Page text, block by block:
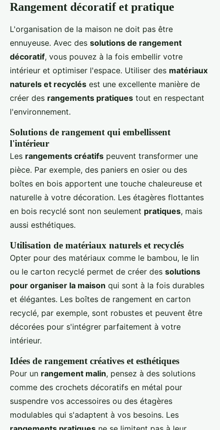
Rangement décoratif et pratique
L'organisation de la maison ne doit pas être
ennuyeuse. Avec des solutions de rangement
décoratif, vous pouvez à la fois embellir votre
intérieur et optimiser l'espace. Utiliser des matériaux
naturels et recyclés est une excellente manière de
créer des rangements pratiques tout en respectant
l'environnement.
Solutions de rangement qui embellissent
l'intérieur
Les rangements créatifs peuvent transformer une
pièce. Par exemple, des paniers en osier ou des
boîtes en bois apportent une touche chaleureuse et
naturelle à votre décoration. Les étagères flottantes
en bois recyclé sont non seulement pratiques, mais
aussi esthétiques.
Utilisation de matériaux naturels et recyclés
Opter pour des matériaux comme le bambou, le lin
ou le carton recyclé permet de créer des solutions
pour organiser la maison qui sont à la fois durables
et élégantes. Les boîtes de rangement en carton
recyclé, par exemple, sont robustes et peuvent être
décorées pour s'intégrer parfaitement à votre
intérieur.
Idées de rangement créatives et esthétiques
Pour un rangement malin, pensez à des solutions
comme des crochets décoratifs en métal pour
suspendre vos accessoires ou des étagères
modulables qui s'adaptent à vos besoins. Les